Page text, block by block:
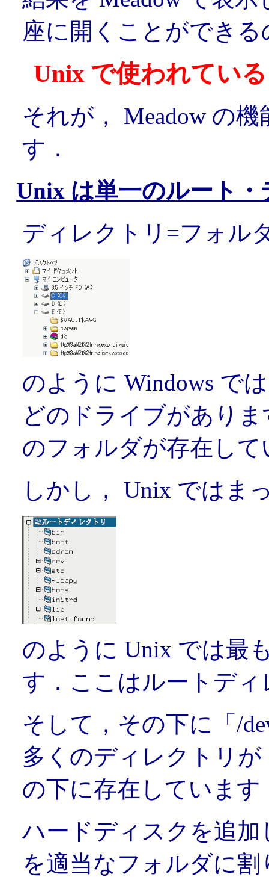
座に開くことができる
Unix で使われてい
それが， Meadow の
す．
Unix は単一のルート
ディレクトリ=フォル
のように Windows で
どのドライブがあり
のフォルダが存在して
しかし， Unix ではま
のように Unix では最
す．ここはルートデ
そして，その下に「/
多くのディレクトリ
の下に存在しています
ハードディスクを追
を適当なフォルダに